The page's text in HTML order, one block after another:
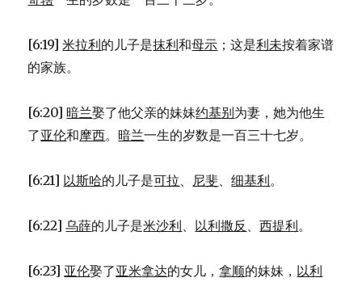
[6:19]米拉利的儿子是抹利和母示 ；这是利未按着家谱
的家族。
[6:20]暗兰娶了他父亲的妹妹约基别为妻，她为他生
了亚伦和摩西。暗兰一生的岁数是一百三十七岁。
[6:21] 以斯哈的儿子是可拉、 尼斐、细基利。
[6:22]乌薛的儿子是米沙利、 以利撒反 、西提利。
[6:23] 亚伦娶了亚米拿达的女儿，拿顺的妹妹， 以利